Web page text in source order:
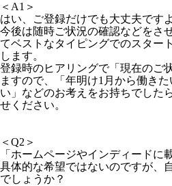
＜A1＞
はい、
ご登録だけでも大丈夫ですよ
今後は随時ご状況の確認などをさ
てベストなタイピングでのスター
します。
登録時のヒアリングで「現在のご
ますので、「年明け1月から働き
い」などのお考えをお持ちでした
せください。
＜Q2＞
「ホームページやインディードに
具体的な希望ではないのですが、
でしょうか？